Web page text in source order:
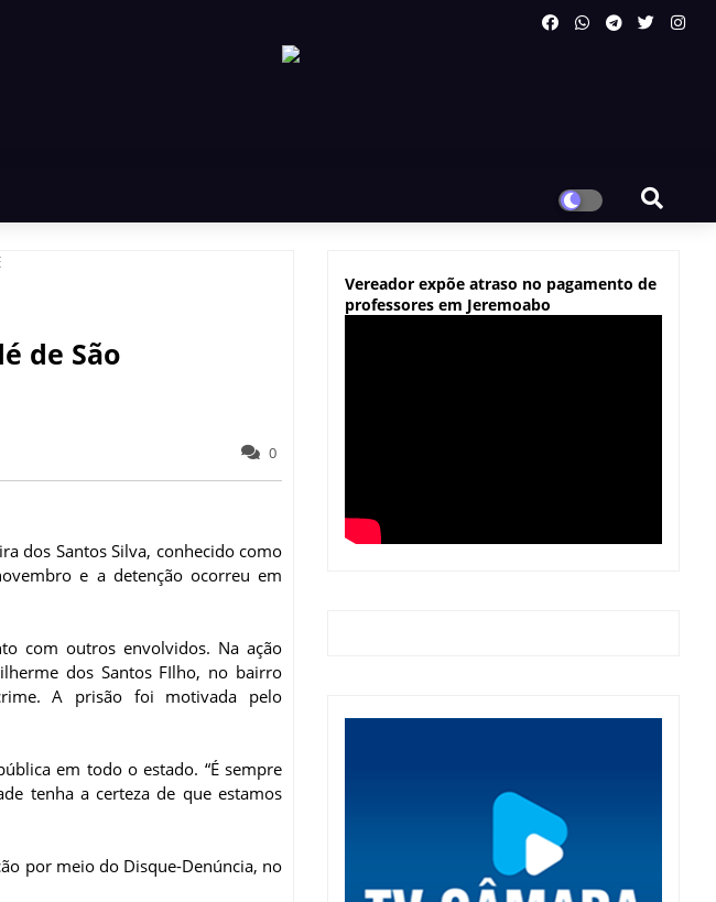
de São
0
dos Santos Silva, conhecido como
e a detenção ocorreu em
com outros envolvidos. Na ação
dos Santos FIlho, no bairro
A prisão foi motivada pelo
em todo o estado. “É sempre
tenha a certeza de que estamos
por meio do Disque-Denúncia, no
Vereador expõe atraso no pagamento de
professores em Jeremoabo